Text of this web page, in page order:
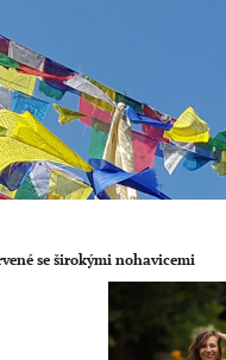
se širokými nohavicemi